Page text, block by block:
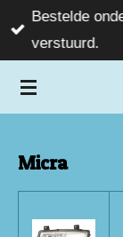
Ga
direct
de
Bestelde
verstuurd.
Micra